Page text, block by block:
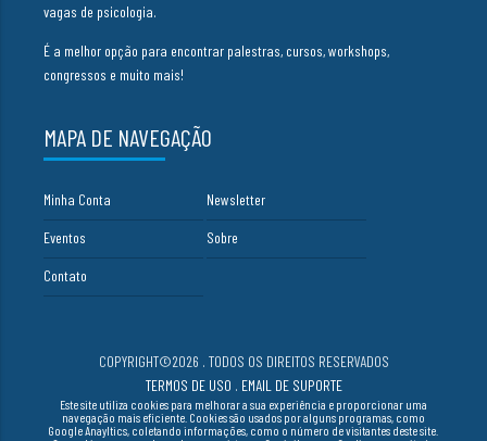
vagas de psicologia.
É a melhor opção para encontrar palestras, cursos, workshops,
congressos e muito mais!
MAPA DE NAVEGAÇÃO
Minha Conta Newsletter
Eventos Sobre
Contato
COPYRIGHT©2026 . TODOS OS DIREITOS RESERVADOS
TERMOS DE USO . EMAIL DE SUPORTE
Este site utiliza cookies para melhorar a sua experiência e proporcionar uma
navegação mais eficiente. Cookies são usados por alguns programas, como
Google Anayltics, coletando informações, como o número de visitantes deste site.